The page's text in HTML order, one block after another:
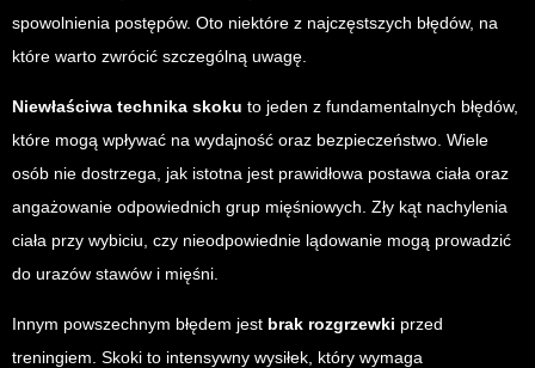
spowolnienia postępów. Oto niektóre z najczęstszych błędów, na
które warto zwrócić szczególną uwagę.
Niewłaściwa technika skoku to jeden z fundamentalnych błędów,
które mogą wpływać na wydajność oraz bezpieczeństwo. Wiele
osób nie dostrzega, jak istotna jest prawidłowa postawa ciała oraz
angażowanie odpowiednich grup mięśniowych. Zły kąt nachylenia
ciała przy wybiciu, czy nieodpowiednie lądowanie mogą prowadzić
do urazów stawów i mięśni.
Innym powszechnym błędem jest brak rozgrzewki przed
treningiem. Skoki to intensywny wysiłek, który wymaga